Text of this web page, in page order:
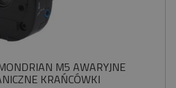
M5 AWARYJNE
KRAŃCÓWKI